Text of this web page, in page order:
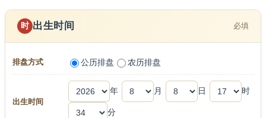
时 出生时间 必填
排盘方式 公历排盘 农历排盘
出生时间
年 月 日 时
分